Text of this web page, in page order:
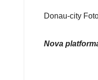
Donau-city
Nova